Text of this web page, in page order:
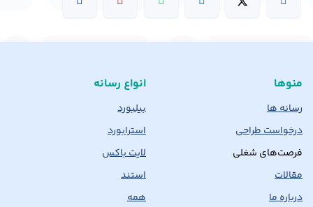
منوها
رسانه ها
درخواست طراحی
فرصت‌های شغلی
مقالات
درباره ما
انواع رسانه
بیلبورد
استرابورد
لایت باکس
استند
همه